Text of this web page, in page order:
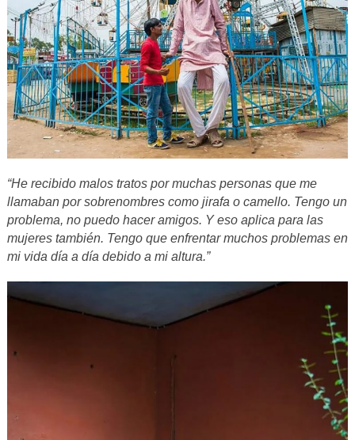
“He recibido malos tratos por muchas personas que me
llamaban por sobrenombres como jirafa o camello. Tengo un
problema, no puedo hacer amigos. Y eso aplica para las
mujeres también. Tengo que enfrentar muchos problemas en
mi vida día a día debido a mi altura.”